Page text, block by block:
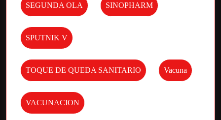
SEGUNDA OLA SINOPHARM
SPUTNIK V
TOQUE DE QUEDA SANITARIO Vacuna
VACUNACION